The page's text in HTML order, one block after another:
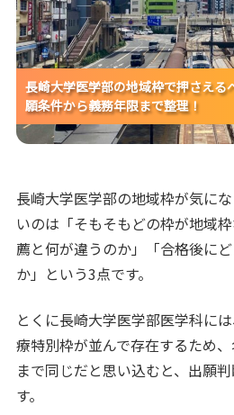
長崎大学医学部の地域枠で押さえる
願条件から義務年限まで整理！
長崎大学医学部の地域枠で押さえる
願条件から義務年限まで整理！
長崎大学医学部の地域枠で押さえる
願条件から義務年限まで整理！
長崎大学医学部の地域枠が気に
いのは「そもそもどの枠が地域
薦と何が違うのか」「合格後に
か」という3点です。
とくに長崎大学医学部医学科に
療特別枠が並んで存在するため
まで同じだと思い込むと、出願
す。